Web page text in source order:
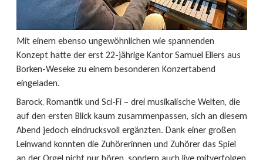
Mit einem ebenso ungewöhnlichen wie spannenden
Konzept hatte der erst 22-jährige Kantor Samuel Ellers aus
Borken-Weseke zu einem besonderen Konzertabend
eingeladen.
Barock, Romantik und Sci-Fi – drei musikalische Welten, die
auf den ersten Blick kaum zusammenpassen, sich an diesem
Abend jedoch eindrucksvoll ergänzten. Dank einer großen
Leinwand konnten die Zuhörerinnen und Zuhörer das Spiel